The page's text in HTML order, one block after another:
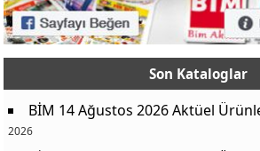
Sofra Kaya Tuzu 1500 g
Fide Ton Balığı 3x160 g
Destan Pul Biber 250 g
Santa Makarna Çeşitleri 500 gr
Cocopops Jumbos Kellogg’s Kakaolu
Son Kataloglar
BİM 14 Ağustos 2026 Aktüel
2026